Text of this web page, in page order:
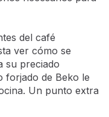
x 51 cm
18 x 83 x 60 cm